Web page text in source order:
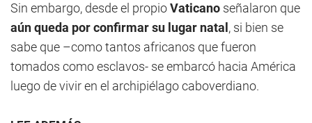
Sin embargo, desde el propioVaticano señalaron que
aún queda por confirmar su lugar natal , si bien se
sabe que –como tantos africanos que fueron
tomados como esclavos- se embarcó hacia América
luego de vivir en el archipiélago caboverdiano.